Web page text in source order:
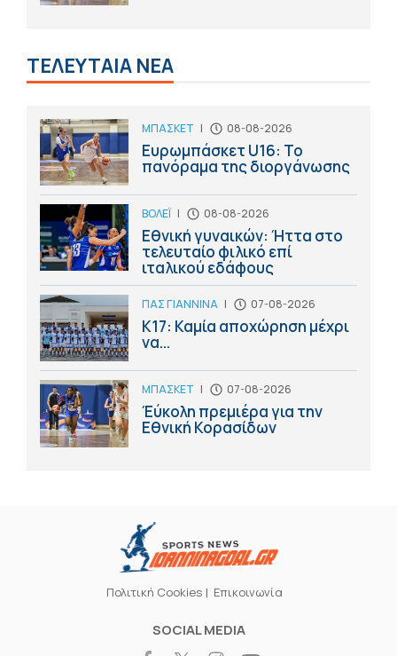
ΤΕΛΕΥΤΑΙΑ ΝΕΑ
ΜΠΑΣΚΕΤ | 08-08-2026
Ευρωμπάσκετ U16: Το
πανόραμα της διοργάνωσης
ΒΟΛΕΪ | 08-08-2026
Εθνική γυναικών: Ήττα στο
τελευταίο φιλικό επί
ιταλικού εδάφους
ΠΑΣ ΓΙΑΝΝΙΝΑ | 07-08-2026
Κ17: Καμία αποχώρηση μέχρι
να...
ΜΠΑΣΚΕΤ | 07-08-2026
Έύκολη πρεμιέρα για την
Εθνική Κορασίδων
Πολιτική Cookies Επικοινωνία
SOCIAL MEDIA